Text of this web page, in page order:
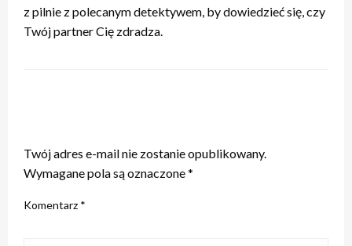
z pilnie z polecanym detektywem, by dowiedzieć się, czy
Twój partner Cię zdradza.
Twój adres e-mail nie zostanie opublikowany.
Wymagane pola są oznaczone*
Komentarz *